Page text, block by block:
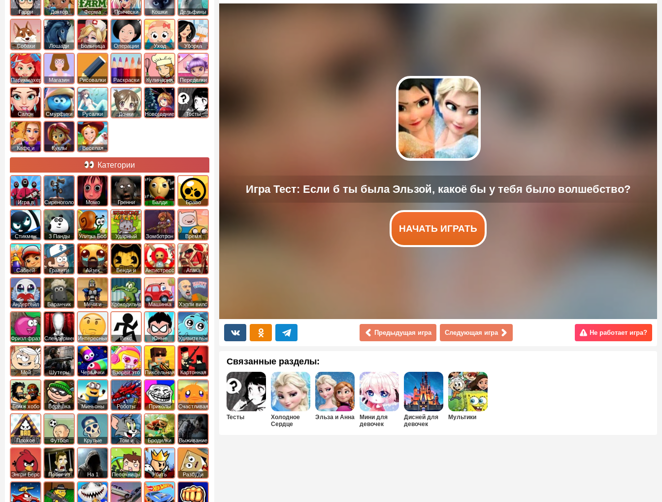
НАЧАТЬ ИГРАТЬ
Предыдущая игра Следующая игра Не работает игра?
Связанные разделы:
Тесты
Холодное
Сердце
Эльза и Анна
Мини для
девочек
Дисней для
девочек
Мультики
Гарри
Поттер
Доктор
Плюшева
Ферма Прически Кошки Дельфины
Собаки Лошади Больница Операции Уход Уборка
Парикмахер Магазин Рисовалки Раскраски Кулинария Переделки
Салон Смурфики Русалки Дочки Новогодние Тесты
Кафе и
Куклы
Веселая
Категории
Игра в
Кальмара
Сиреноголовый Момо Гренни Балди
Браво
Старс
Стикмен 3 Панды Улитка Боб
Ударный
отряд котят
Зомботрон
Время
Приключений
Сабвей
Серф
Гравити
Фолз
Айзек
Бенди и
Чернильная
машина
Антистресс
Атака
Титанов
Андертейл
Баранчик
Шон
Мечи и
Сандали
Крокодильчик
Свомпи
Машинка
Вилли
Хэппи вилс
Фризл фраз Слендермен Интересные Векс
Юные
титаны
вперед
Удивительный
мир
Гамбола
Мой
шумный
дом
Шутеры Червячки Взорви это
Пиксельная
война
Картонная
башка
Бомж хобо
Воришка
боб
Миньоны
Роботы
динозавры
Приколы
Счастливая
обезьянка
Плохое
мороженое
Футбол
головами
Крутые
Том и
джерри
Бродилки
Приключения
Выживание
Энгри Берс
Побег из
тюрьмы
На 1 Песочницы
Убить
короля
Разбуди
коробку